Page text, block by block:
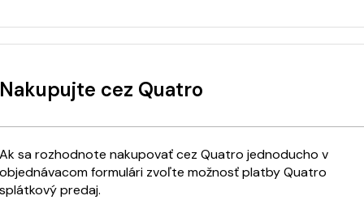
Nakupujte cez Quatro
Ak sa rozhodnote nakupovať cez Quatro jednoducho v
objednávacom formulári zvoľte možnosť platby Quatro
splátkový predaj.